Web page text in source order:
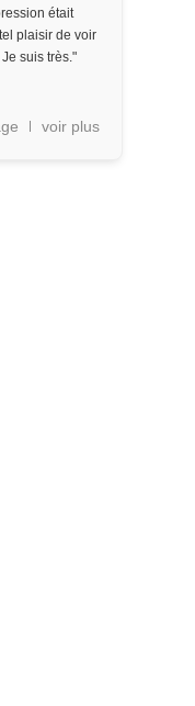
était
plaisir de voir
suis très."
voir plus